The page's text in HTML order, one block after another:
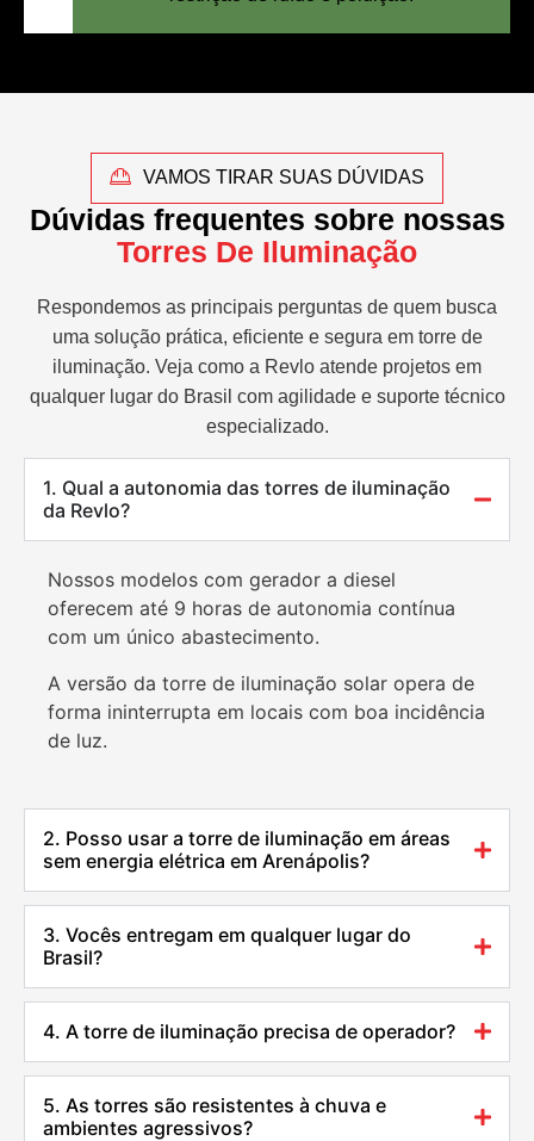
VAMOS TIRAR SUAS DÚVIDAS
Dúvidas frequentes sobre nossas
Torres De Iluminação
Respondemos as principais perguntas de quem busca
uma solução prática, eficiente e segura em torre de
iluminação. Veja como a Revlo atende projetos em
qualquer lugar do Brasil com agilidade e suporte técnico
especializado.
1. Qual a autonomia das torres de iluminação
da Revlo?
Nossos modelos com gerador a diesel
oferecem até 9 horas de autonomia contínua
com um único abastecimento.
A versão da torre de iluminação solar opera de
forma ininterrupta em locais com boa incidência
de luz.
2. Posso usar a torre de iluminação em áreas
sem energia elétrica em Arenápolis?
3. Vocês entregam em qualquer lugar do
Brasil?
4. A torre de iluminação precisa de operador?
5. As torres são resistentes à chuva e
ambientes agressivos?